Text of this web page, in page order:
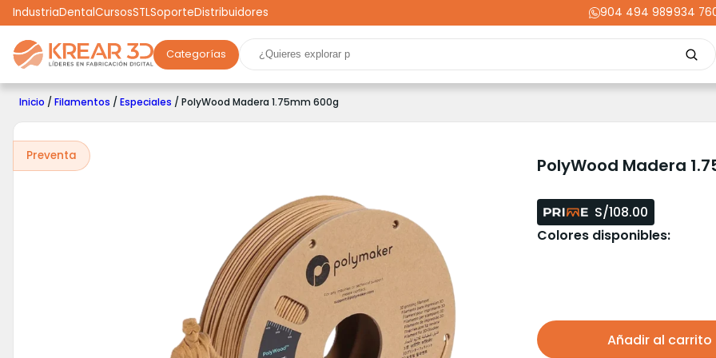
IndustriaDentalCursosSTLSoporteDistribuidores 904 494 989
-934
Categorías
Marcas Impresoras 3D Filamentos Resinas
Robótica
Scooters Drones Realidad Virtual Gaming Energía Dental Industria Liquidaciones
Inicio / Filamentos / Especiales / PolyWood Madera 1.75mm 600g
Preventa PolyWood Madera
S/108.00
Colores disponibles:
Añadir al carrito